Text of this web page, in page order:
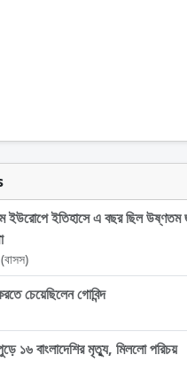
ইউরোপে ইতিহাসে এ বছর ছিল
চেয়েছিলেন গোবিন্দ
১৬ বাংলাদেশির মৃত্যু, মিললো পরিচয়